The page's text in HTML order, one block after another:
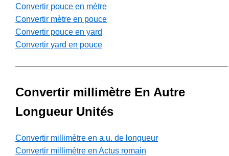
Convertir pouce en mètre
Convertir mètre en pouce
Convertir pouce en yard
Convertir yard en pouce
Convertir millimètre En Autre
Longueur Unités
Convertir millimètre en a.u. de longueur
Convertir millimètre en Actus romain